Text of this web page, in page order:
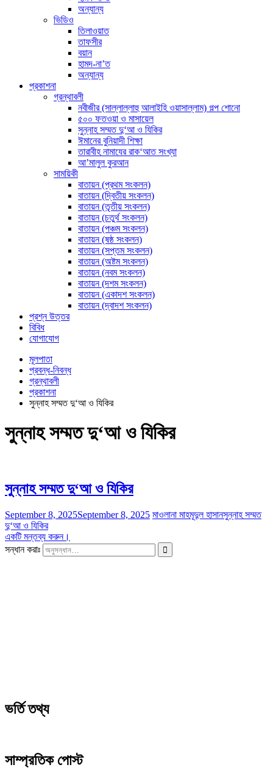
অন্যান্য
ভিডিও
তিলাওয়াত
তাফসীর
বয়ান
হামদ-না’ত
অন্যান্য
প্রকাশনা
গ্রন্থাবলী
নবীজীর (সাল্লাল্লাহু আলাইহি ওয়াসাল্লাম) গল্প শোনো
৫০০ ফতওয়া ও মাসায়েল
সুন্নাহ সম্মত দু‘আ ও যিকির
ঈমানের বুনিয়াদী শিক্ষা
তারাবীহ নামাযের রাক‘আত সংখ্যা
আ’মালুল কুরআন
সাময়িকী
বাতায়ন (প্রথম সংকলন)
বাতায়ন (দ্বিতীয় সংকলন)
বাতায়ন (তৃতীয় সংকলন)
বাতায়ন (চতুর্থ সংকলন)
বাতায়ন (পঞ্চম সংকলন)
বাতায়ন (ষষ্ঠ সংকলন)
বাতায়ন (সপ্তম সংকলন)
বাতায়ন (অষ্টম সংকলন)
বাতায়ন (নবম সংকলন)
বাতায়ন (দশম সংকলন)
বাতায়ন (একাদশ সংকলন)
বাতায়ন (দ্বাদশ সংকলন)
প্রশ্ন উত্তর
বিবিধ
যোগাযোগ
মূলপাতা
প্রবন্ধ-নিবন্ধ
গ্রন্থাবলী
প্রকাশনা
সুন্নাহ সম্মত দু‘আ ও যিকির
সুন্নাহ সম্মত দু‘আ ও যিকির
সুন্নাহ সম্মত দু‘আ ও যিকির
September 8, 2025September 8, 2025 মাওলানা মাহমূদুল হাসানসুন্নাহ সম্মত
দু‘আ ও যিকির
একটি মন্তব্য করুন।
সন্ধান করাঃ
ভর্তি তথ্য
সাম্প্রতিক পোস্ট